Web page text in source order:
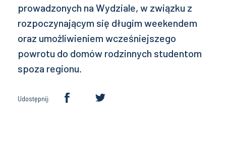
prowadzonych na Wydziale, w związku z
rozpoczynającym się długim weekendem
oraz umożliwieniem wcześniejszego
powrotu do domów rodzinnych studentom
spoza regionu.
Udostępnij: